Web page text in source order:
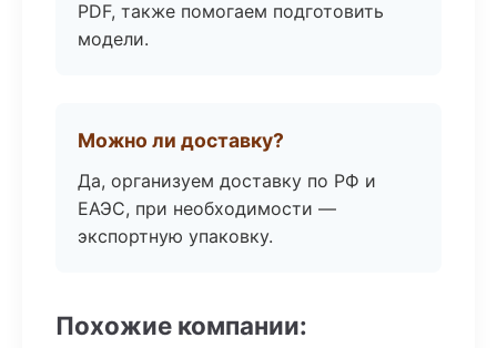
PDF, также помогаем подготовить
модели.
Можно ли доставку?
Да, организуем доставку по РФ и
ЕАЭС, при необходимости —
экспортную упаковку.
Похожие компании: